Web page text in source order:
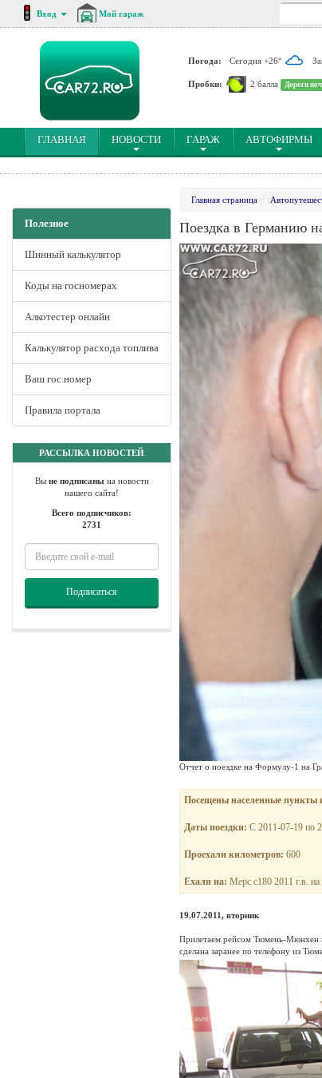
Вход Мой гараж
Погода: Сегодня +26°
Пробки: 2 балла Дороги
ГЛАВНАЯ(CURRENT)
НОВОСТИ ГАРАЖ АВТОФИРМЫ
Полезное
Шинный калькулятор
Коды на госномерах
Алкотестер онлайн
Калькулятор расхода топлива
Ваш гос.номер
Правила портала
РАССЫЛКА НОВОСТЕЙ
Вы не подписанына новости
нашего сайта!
Всего подписчиков:
2731
Подписаться
Главная страница
Поездка в Германию
Отчет о поездке на Формулу-1 на
Посещены населенные пункты
Даты поездки: С 2011-07-19 по
Проехали километров: 600
Ехали на: Мерс с180 2011 г.в. на
19.07.2011, вторник
Прилетаем рейсом Тюмень-Мюнхен
сделана заранее по телефону из